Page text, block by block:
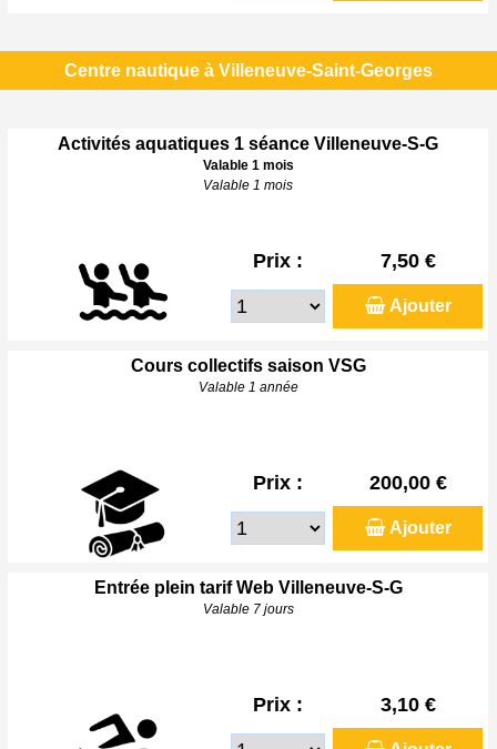
Centre nautique à Villeneuve-Saint-Georges
Activités aquatiques 1 séance Villeneuve-S-G
Valable 1 mois
Valable 1 mois
Prix : 7,50 €
Ajouter
Cours collectifs saison VSG
Valable 1 année
Prix : 200,00 €
Ajouter
Entrée plein tarif Web Villeneuve-S-G
Valable 7 jours
Prix : 3,10 €